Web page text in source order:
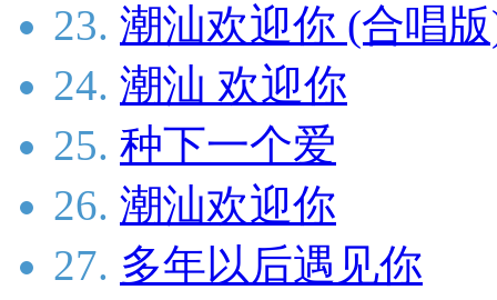
23. 潮汕欢迎你 (合唱
24. 潮汕 欢迎你
25. 种下一个爱
26. 潮汕欢迎你
27. 多年以后遇见你